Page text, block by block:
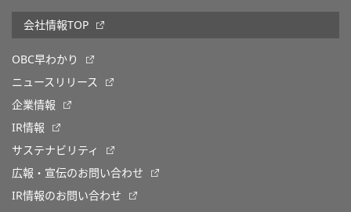
会社情報TOP
OBC早わかり
ニュースリリース
企業情報
IR情報
サステナビリティ
広報・宣伝のお問い合わせ
IR情報のお問い合わせ